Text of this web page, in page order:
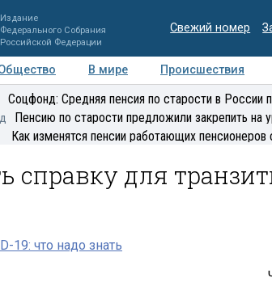
Издание
Федерального Собрания
Российской Федерации
Свежий номер
В мире Происшествия
Регионы Медиацентр
Соцфонд: Средняя пенсия по старости в России
Пенсию по старости предложили закрепить на
Как изменятся пенсии работающих пенсионеров
справку для
19: что надо знать